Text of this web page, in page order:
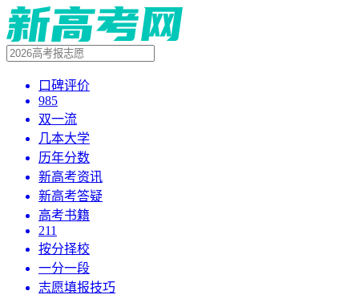
口碑评价
985
双一流
几本大学
历年分数
新高考资讯
新高考答疑
高考书籍
211
按分择校
一分一段
志愿填报技巧